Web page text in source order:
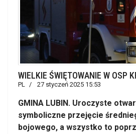
WIELKIE ŚWIĘTOWANIE W OSP
PL 27 styczeń 2025 15:53
GMINA LUBIN. Uroczyste
symboliczne przejęcie
bojowego, a wszystko to